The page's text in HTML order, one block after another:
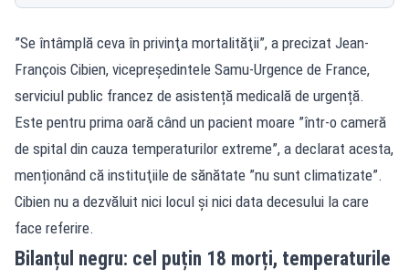
”Se întâmplă ceva în privinţa mortalităţii”, a precizat Jean-
François Cibien, vicepreşedintele Samu-Urgence de France,
serviciul public francez de asistență medicală de urgență.
Este pentru prima oară când un pacient moare ”într-o cameră
de spital din cauza temperaturilor extreme”, a declarat acesta,
menționând că instituţiile de sănătate ”nu sunt climatizate”.
Cibien nu a dezvăluit nici locul şi nici data decesului la care
face referire.
Bilanțul negru: cel puțin 18 morți, temperaturile